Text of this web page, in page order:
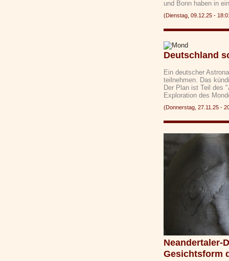
und Bonn haben in
(Dienstag, 09.12.25 -
Deutschland
Ein deutscher
teilnehmen. Das
Der Plan ist Teil des
Exploration des
(Donnerstag, 27.11.25 -
Neandertaler-
Gesichtsform